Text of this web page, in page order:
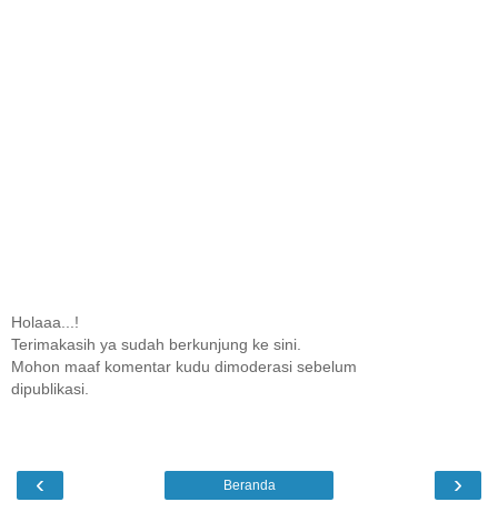
Holaaa...!
Terimakasih ya sudah berkunjung ke sini.
Mohon maaf komentar kudu dimoderasi sebelum
dipublikasi.
‹ ›
Beranda